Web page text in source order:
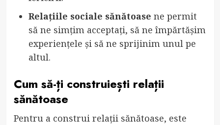
Relațiile sociale sănătoase ne permit
să ne simțim acceptați, să ne împărtășim
experiențele și să ne sprijinim unul pe
altul.
Cum să-ți construiești relații
sănătoase
Pentru a construi relații sănătoase, este